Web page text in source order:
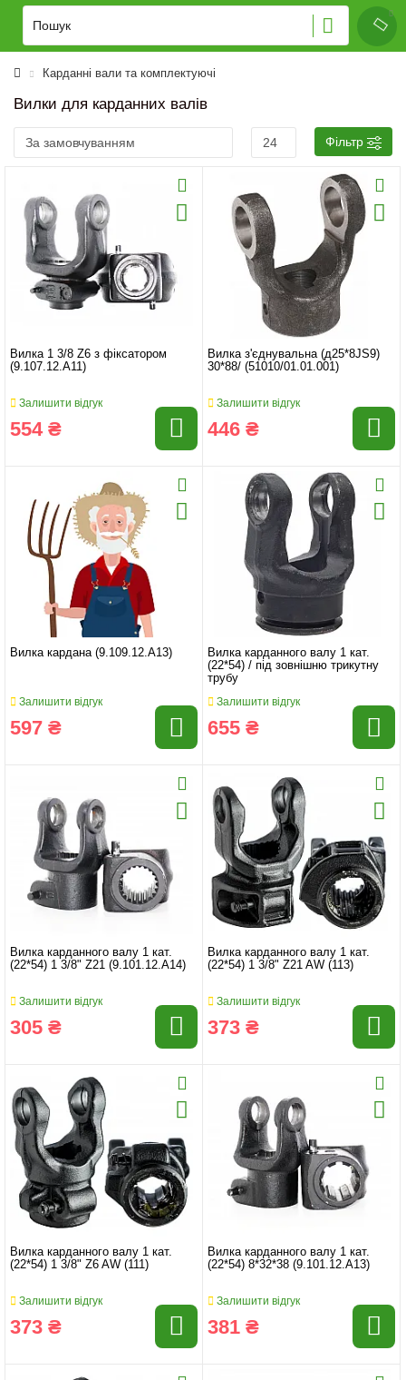
Карданні вали та комплектуючі
Вилки для карданних валів
Фільтр
Вилка 1 3/8 Z6 з фіксатором
(9.107.12.A11)
Залишити відгук
554 ₴
Вилка з'єднувальна (д25*8JS9)
30*88/ (51010/01.01.001)
Залишити відгук
446 ₴
Вилка кардана (9.109.12.А13)
Залишити відгук
597 ₴
Вилка карданного валу 1 кат.
(22*54) / під зовнішню трикутну
трубу
Залишити відгук
655 ₴
Вилка карданного валу 1 кат.
(22*54) 1 3/8" Z21 (9.101.12.A14)
Залишити відгук
305 ₴
Вилка карданного валу 1 кат.
(22*54) 1 3/8" Z21 AW (113)
Залишити відгук
373 ₴
Вилка карданного валу 1 кат.
(22*54) 1 3/8" Z6 AW (111)
Залишити відгук
373 ₴
Вилка карданного валу 1 кат.
(22*54) 8*32*38 (9.101.12.A13)
Залишити відгук
381 ₴